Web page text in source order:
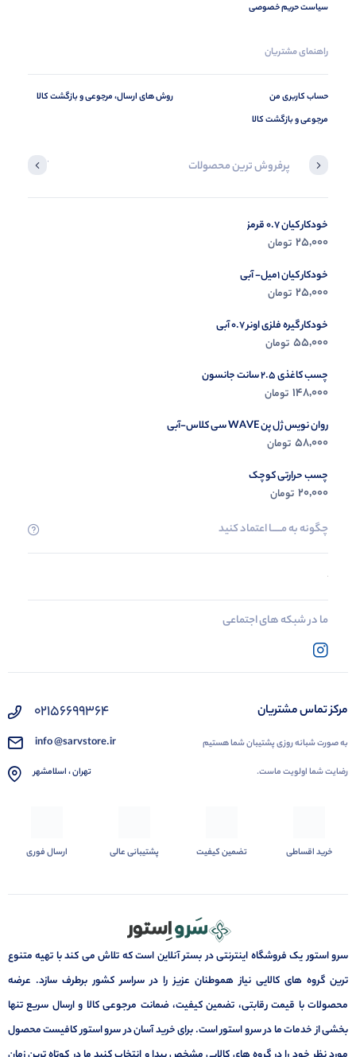
سیاست حریم خصوصی
راهنمای مشتریان
حساب کاربری من
مرجوعی و بازگشت کالا
روش های ارسال، مرجوعی و بازگشت کالا
پرفروش ترین محصولات آخرین
خودکار کیان 0.7 قرمز
25,000 تومان
خودکار کیان 1میل- آبی
25,000 تومان
خودکار گیره فلزی اونر 0.7 آبی
55,000 تومان
چسب کاغذی 2.5 سانت جانسون
148,000 تومان
روان نویس ژل پن WAVE سی کلاس-آبی
58,000 تومان
چسب حرارتی کوچک
20,000 تومان
چگونه به مــــــا اعتماد کنید
ما در شبکه های اجتماعی
مرکز تماس مشتریان
به صورت شبانه روزی پشتیبان شما هستیم
رضایت شما اولویت ماست.
02156699364
info @sarvstore.ir
تهران ، اسلامشهر
خرید اقساطی تضمین کیفیت پشتیبانی عالی ارسال فوری
سرو استور یک فروشگاه اینترنتی در بستر آنلاین است که تلاش می کند با تهیه متنوع
ترین گروه های کالایی نیاز هموطنان عزیز را در سراسر کشور برطرف سازد. عرضه
محصولات با قیمت رقابتی، تضمین کیفیت، ضمانت مرجوعی کالا و ارسال سریع تنها
بخشی از خدمات ما در سرو استور است. برای خرید آسان در سرو استور کافیست محصول